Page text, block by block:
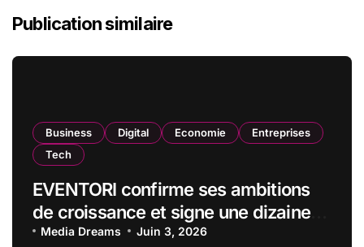
Publication similaire
Business Digital Economie
Entreprises
Tech
EVENTORI confirme ses ambitions
de croissance et signe une dizaine
de nouveaux clubs sportifs depuis
Media Dreams Juin 3, 2026